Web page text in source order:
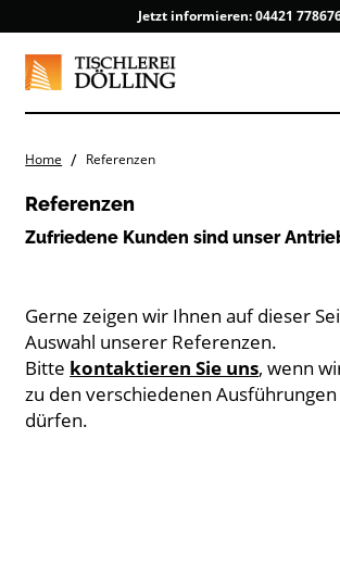
Jetzt informieren:04421
Home / Referenzen
Referenzen
Zufriedene Kunden sind unser
Gerne zeigen wir Ihnen auf dieser
Auswahl unserer Referenzen.
Bitte kontaktieren Sie uns, wenn
zu den verschiedenen
dürfen.